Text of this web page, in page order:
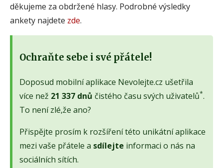
děkujeme za obdržené hlasy. Podrobné výsledky
ankety najdete zde.
Ochraňte sebe i své přátele!
Doposud mobilní aplikace Nevolejte.cz ušetřila
více než 21 337 dnů čistého času svých uživatelů*.
To není zlé,že ano?
Přispějte prosím k rozšíření této unikátní aplikace
mezi vaše přátele a sdílejte informaci o nás na
sociálních sítích.